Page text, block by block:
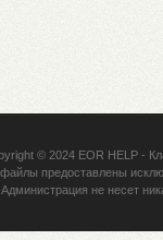
© 2024 EOR HELP-
предоставлены
Администрация не несет